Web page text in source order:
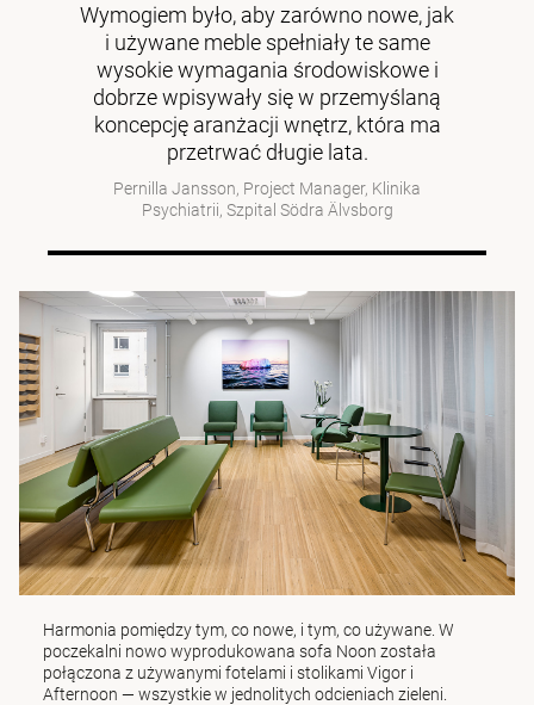
Wymogiem było, aby zarówno nowe, jak
i używane meble spełniały te same
wysokie wymagania środowiskowe i
dobrze wpisywały się w przemyślaną
koncepcję aranżacji wnętrz, która ma
przetrwać długie lata.
Pernilla Jansson, Project Manager, Klinika
Psychiatrii, Szpital Södra Älvsborg
Harmonia pomiędzy tym, co nowe, i tym, co używane. W
poczekalni nowo wyprodukowana sofa Noon została
połączona z używanymi fotelami i stolikami Vigor i
Afternoon — wszystkie w jednolitych odcieniach zieleni.